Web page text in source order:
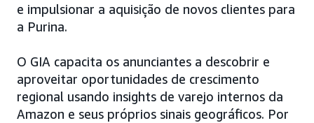
e impulsionar a aquisição de novos clientes para
a Purina.
O GIA capacita os anunciantes a descobrir e
aproveitar oportunidades de crescimento
regional usando insights de varejo internos da
Amazon e seus próprios sinais geográficos. Por